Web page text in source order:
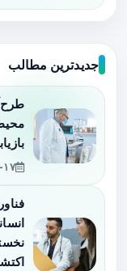
جدیدترین مطالب